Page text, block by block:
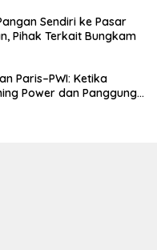
Sendiri ke Pasar
Pihak Terkait Bungkam
Paris–PWI: Ketika
Power dan Panggung